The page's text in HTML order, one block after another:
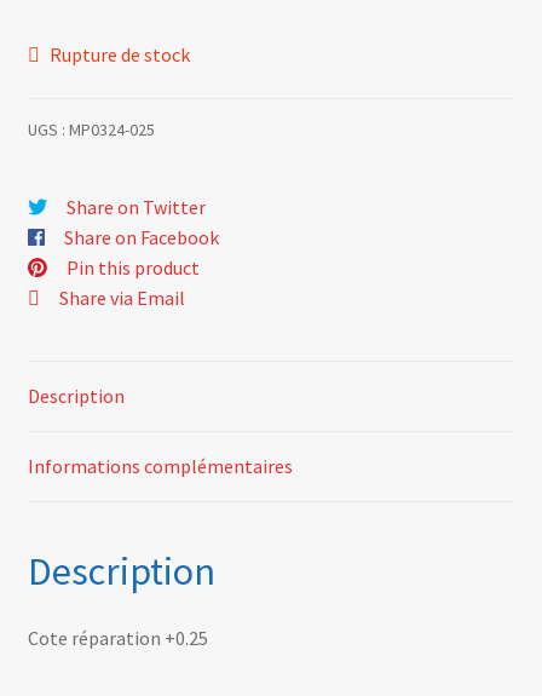
Rupture de stock
UGS : MP0324-025
Share on Twitter
Share on Facebook
Pin this product
Share via Email
Description
Informations complémentaires
Description
Cote réparation +0.25